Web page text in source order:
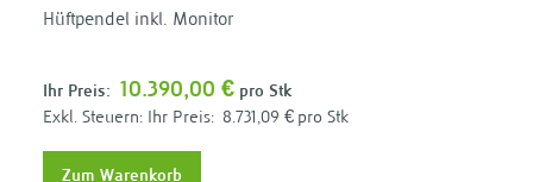
Hüftpendel inkl. Monitor
Ihr Preis: 10.390,00 € pro Stk
Ihr Preis: 8.731,09 € pro Stk
Zum Warenkorb